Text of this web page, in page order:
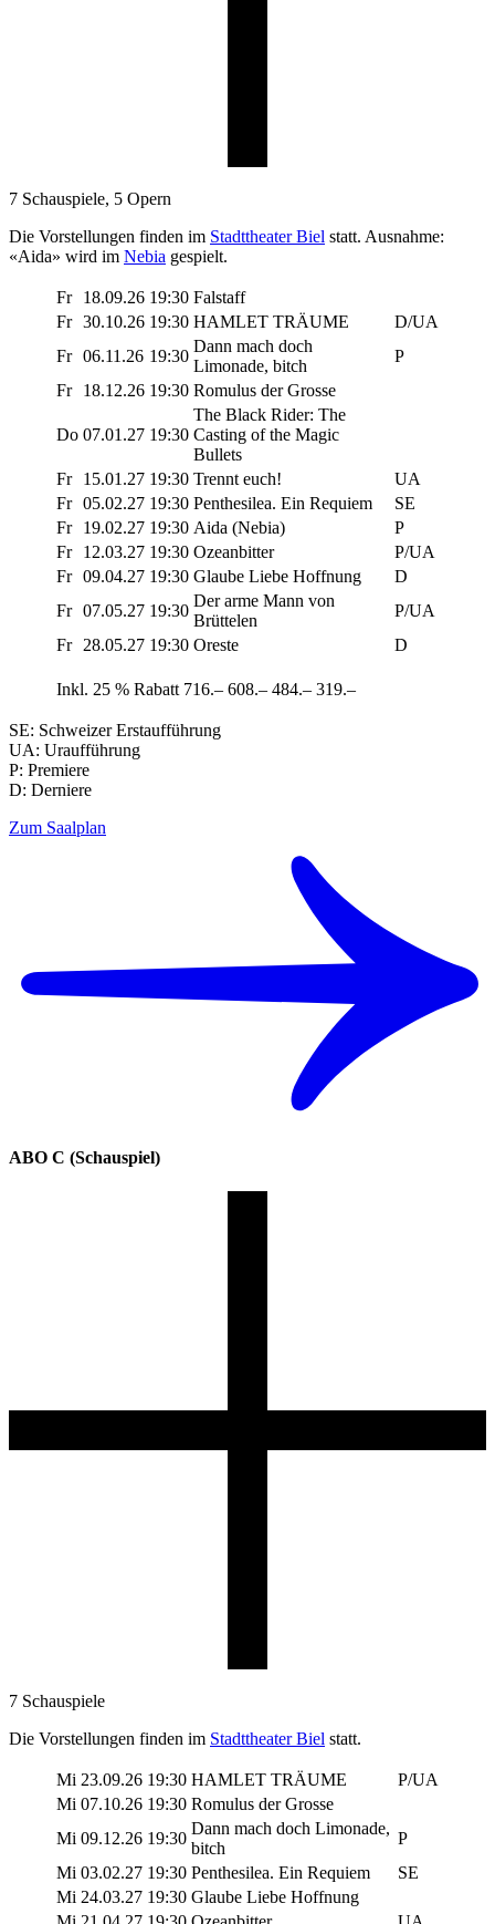
7 Schauspiele, 5 Opern
Die Vorstellungen finden im Stadttheater Biel statt. Ausnahme:
«Aida» wird im Nebia gespielt.
Fr 18.09.26 19:30 Falstaff
Fr 30.10.26 19:30 HAMLET TRÄUME
D/UA
Fr 06.11.26 19:30
Dann mach doch
Limonade, bitch
P
Fr
18.12.26 19:30 Romulus der Grosse
Do 07.01.27 19:30
The Black Rider: The
Casting of the Magic
Bullets
Fr
15.01.27 19:30 Trennt euch!
UA
Fr 05.02.27 19:30 Penthesilea. Ein Requiem
SE
Fr
19.02.27 19:30 Aida (Nebia)
P
Fr
12.03.27 19:30 Ozeanbitter
P/UA
Fr 09.04.27 19:30 Glaube Liebe Hoffnung
D
Fr 07.05.27 19:30
Der arme Mann von
Brüttelen
P/UA
Fr
28.05.27 19:30 Oreste D
Inkl. 25 % Rabatt 716.– 608.– 484.– 319.–
SE: Schweizer Erstaufführung
UA: Uraufführung
P: Premiere
D: Derniere
Zum Saalplan
ABO C (Schauspiel)
7 Schauspiele
Die Vorstellungen finden im Stadttheater Biel statt.
Mi 23.09.26 19:30 HAMLET TRÄUME
P/UA
Mi 07.10.26 19:30 Romulus der Grosse
Mi 09.12.26 19:30
Dann mach doch Limonade,
bitch
P
Mi 03.02.27 19:30 Penthesilea. Ein Requiem
SE
Mi 24.03.27 19:30 Glaube Liebe Hoffnung